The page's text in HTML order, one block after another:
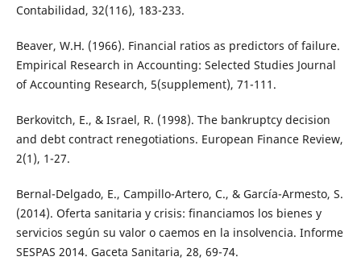
Contabilidad, 32(116), 183-233.
Beaver, W.H. (1966). Financial ratios as predictors of failure.
Empirical Research in Accounting: Selected Studies Journal
of Accounting Research, 5(supplement), 71-111.
Berkovitch, E., & Israel, R. (1998). The bankruptcy decision
and debt contract renegotiations. European Finance Review,
2(1), 1-27.
Bernal-Delgado, E., Campillo-Artero, C., & García-Armesto, S.
(2014). Oferta sanitaria y crisis: financiamos los bienes y
servicios según su valor o caemos en la insolvencia. Informe
SESPAS 2014. Gaceta Sanitaria, 28, 69-74.